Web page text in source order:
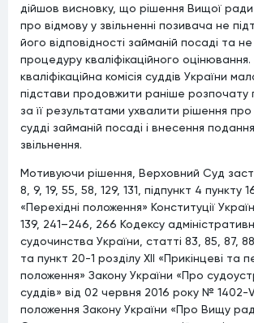
дійшов висновку, що рішення Вищої
про відмову у звільненні позивача не
його відповідності займаній посаді та
процедуру кваліфікаційного
кваліфікаційна комісія суддів України
підстави продовжити раніше розпочату
за її результатами ухвалити рішення про
судді займаній посаді і внесення
звільнення.
Мотивуючи рішення, Верховний Суд
8, 9, 19, 55, 58, 129, 131, підпункт 4 пункту
«Перехідні положення» Конституції
139, 241–246, 266 Кодексу
судочинства України, статті 83, 85, 87,
та пункт 20-1 розділу XII «Прикінцеві та
положення» Закону України «Про
суддів» від 02 червня 2016 року № 1402-
положення Закону України «Про Вищу